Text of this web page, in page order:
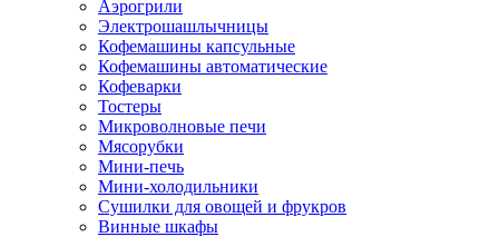
Аэрогрили
Электрошашлычницы
Кофемашины капсульные
Кофемашины автоматические
Кофеварки
Тостеры
Микроволновые печи
Мясорубки
Мини-печь
Мини-холодильники
Сушилки для овощей и фрукров
Винные шкафы